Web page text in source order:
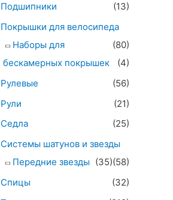
Подшипники
(13)
Покрышки для велосипеда
(80)
Наборы для
бескамерных покрышек
(4)
Рулевые
(56)
Рули
(21)
Седла
(25)
Системы шатунов и звезды
(58)
Передние звезды (35)
Спицы
(32)